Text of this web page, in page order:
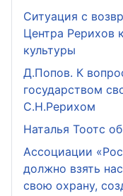
Ситуация с
Центра Рерихов
культуры
Д.Попов. К
государством
С.Н.Рерихом
Наталья Тоотс
Ассоциации
должно взять
свою охрану,